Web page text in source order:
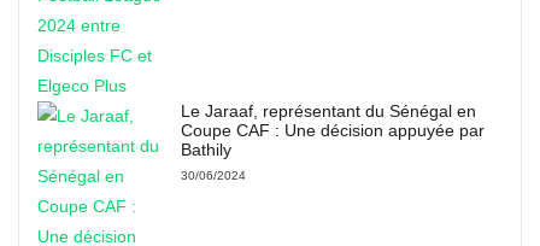
Le Jaraaf, représentant du Sénégal en
Coupe CAF : Une décision appuyée par
Bathily
30/06/2024